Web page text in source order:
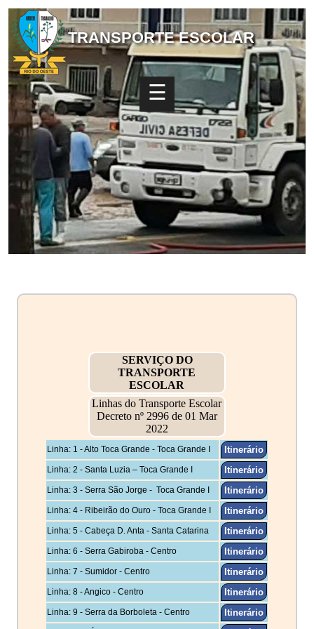
TRANSPORTE ESCOLAR
☰
SERVIÇO DO
TRANSPORTE
ESCOLAR
Linhas do Transporte Escolar
Decreto nº 2996 de 01 Mar
2022
Linha: 1 - Alto Toca Grande - Toca Grande I
Linha: 2 - Santa Luzia – Toca Grande I
Linha: 3 - Serra São Jorge - Toca Grande I
Linha: 4 - Ribeirão do Ouro - Toca Grande I
Linha: 5 - Cabeça D. Anta - Santa Catarina
Linha: 6 - Serra Gabiroba - Centro
Linha: 7 - Sumidor - Centro
Linha: 8 - Angico - Centro
Linha: 9 - Serra da Borboleta - Centro